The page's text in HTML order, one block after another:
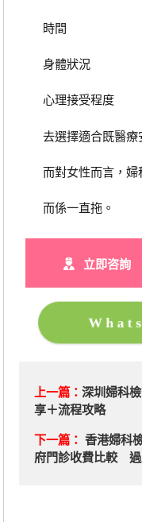
時間
身體狀況
心理接受程度
去選擇適合既醫療
而對女性而言，婦
而係一直拖。
立即咨詢
上一篇： 深圳婦科
享＋流程攻略
下一篇： 香港婦科
府門診收費比較 過